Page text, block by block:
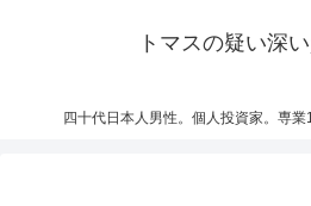
トマスの疑い深
四十代日本人男性。個人投資家。専業